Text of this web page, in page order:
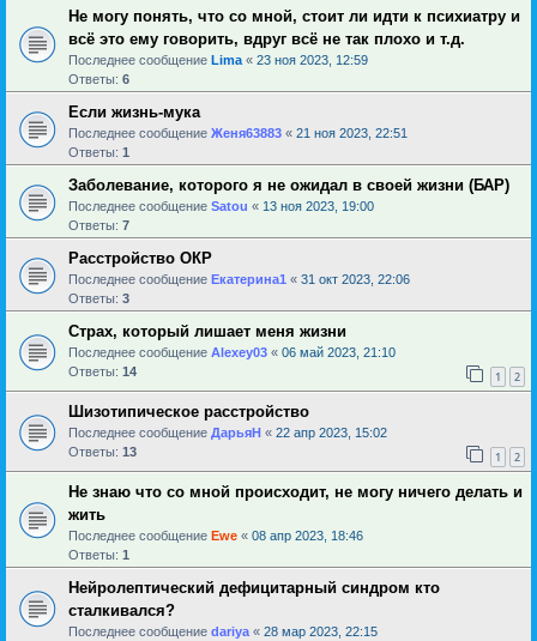
Не могу понять, что со мной, стоит ли идти к психиатру и
всё это ему говорить, вдруг всё не так плохо и т.д.
Последнее сообщение Lima « 23 ноя 2023, 12:59
Ответы: 6
Если жизнь-мука
Последнее сообщение Женя63883 « 21 ноя 2023, 22:51
Ответы: 1
Заболевание, которого я не ожидал в своей жизни (БАР)
Последнее сообщение Satou « 13 ноя 2023, 19:00
Ответы: 7
Расстройство ОКР
Последнее сообщение Екатерина1 « 31 окт 2023, 22:06
Ответы: 3
Страх, который лишает меня жизни
Последнее сообщение Alexey03 « 06 май 2023, 21:10
Ответы: 14 1 2
Шизотипическое расстройство
Последнее сообщение ДарьяН « 22 апр 2023, 15:02
Ответы: 13 1 2
Не знаю что со мной происходит, не могу ничего делать и
жить
Последнее сообщение Ewe « 08 апр 2023, 18:46
Ответы: 1
Нейролептический дефицитарный синдром кто
сталкивался?
Последнее сообщение dariya « 28 мар 2023, 22:15